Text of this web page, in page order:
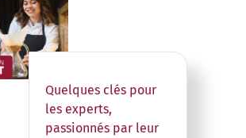
Quelques clés pour
les experts,
passionnés par leur